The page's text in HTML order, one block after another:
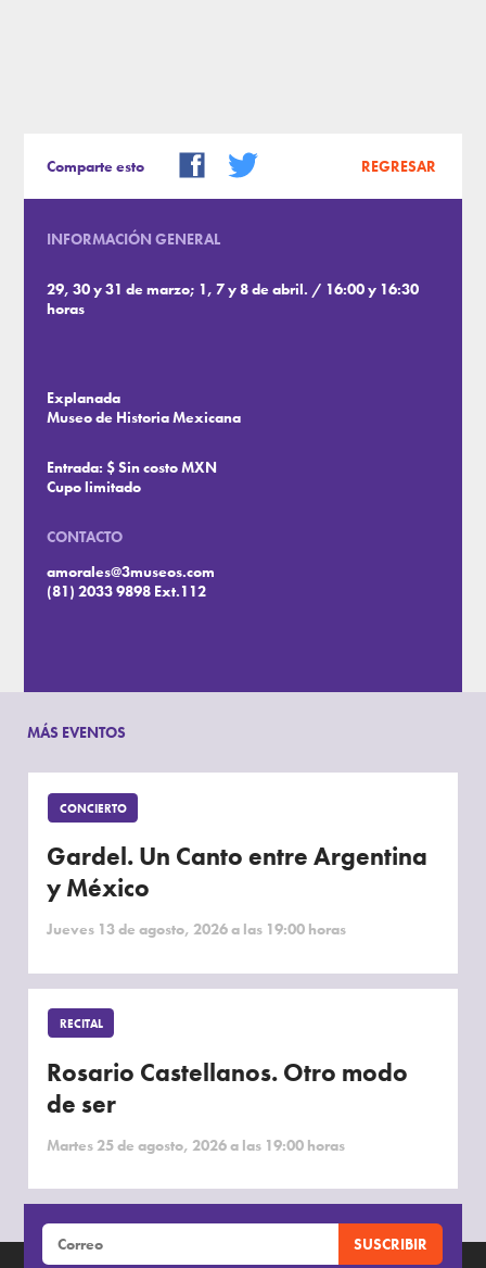
Comparte esto REGRESAR
INFORMACIÓN GENERAL
29, 30 y 31 de marzo; 1, 7 y 8 de abril. / 16:00 y 16:30
horas
Explanada
Museo de Historia Mexicana
Entrada: $ Sin costo MXN
Cupo limitado
CONTACTO
amorales@3museos.com
(81) 2033 9898 Ext.112
MÁS EVENTOS
CONCIERTO
Gardel. Un Canto entre Argentina
y México
Jueves 13 de agosto, 2026 a las 19:00 horas
RECITAL
Rosario Castellanos. Otro modo
de ser
Martes 25 de agosto, 2026 a las 19:00 horas